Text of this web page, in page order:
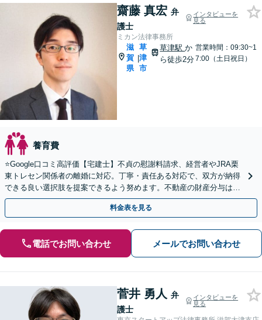
齋藤 真宏 弁
護士
インタビューを
見る
ミカン法律事務所
滋
賀
県
|
草
津
市
草津駅か
ら徒歩2分
営業時間：09:30~1
7:00（土日祝日）
養育費
⭐️Google口コミ高評価【宅建士】不貞の慰謝料請求、経営者やJRA栗
東トレセン関係者の離婚に対応。丁寧・責任ある対応で、双方が納得
できる良い選択肢を提案できるよう努めます。不動産の財産分与はお
任せ【予約で夜間・休日対応可】【駐車場あり】
料金表を見る
電話でお問い合わせ メールでお問い合わせ
菅井 勇人 弁
護士
インタビューを
見る